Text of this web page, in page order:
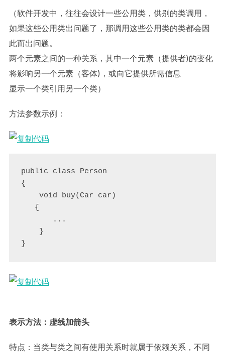
（软件开发中，往往会设计一些公用类，供别的类调用，
如果这些公用类出问题了，那调用这些公用类的类都会因
此而出问题。
两个元素之间的一种关系，其中一个元素（提供者)的变化
将影响另一个元素（客体)，或向它提供所需信息
显示一个类引用另一个类）
方法参数示例：
public class Person
{
    void buy(Car car)
   {
       ...
    }
}
表示方法：虚线加箭头
特点：当类与类之间有使用关系时就属于依赖关系，不同